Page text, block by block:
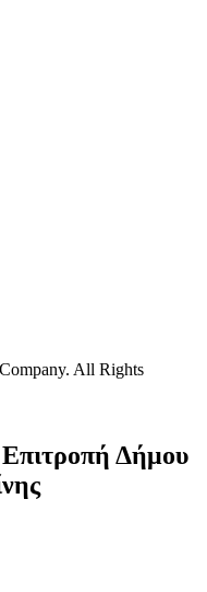
All Rights
Επιτροπή Δήμου